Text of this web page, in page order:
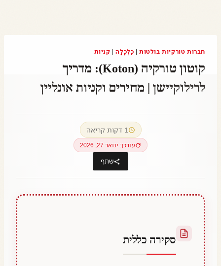
חברות טורקיות בולטות| כַּלְכָּלָה| קניות
קוטון טורקיה (Koton): מדריך
לרילוקיישן | מחירים וקניות אונליין
1 דקות קריאה
עודכן: ינואר 27, 2026
שתף
סקירה כללית